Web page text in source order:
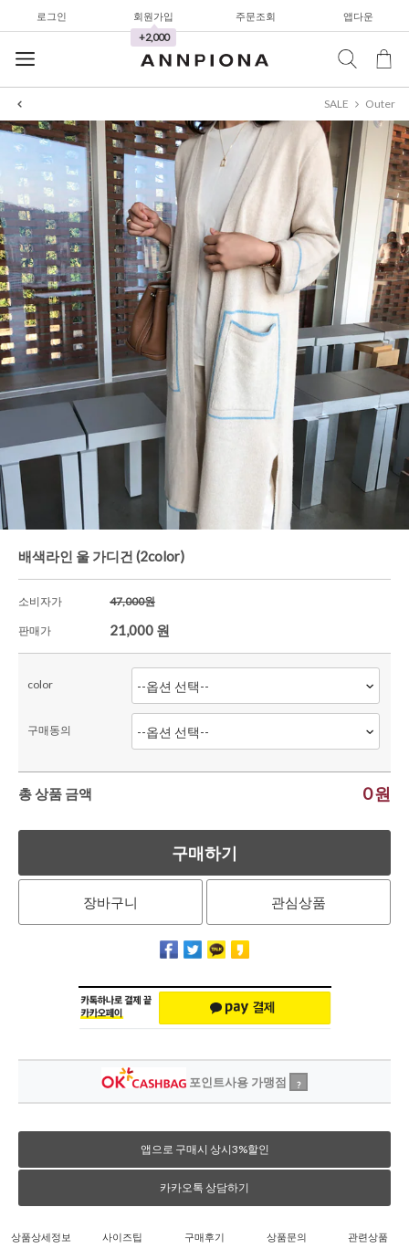
로그인
회원가입
+2,000
주문조회 앱다운
한정세일
셔츠&블라우스
가디건/니트
와이드팬츠
한정세일
셔츠&블라우스
가디건/니트
와이드팬츠
한정세일
SALE Outer
배색라인 울 가디건 (2color)
소비자가 47,000원
판매가 21,000 원
color
구매동의
총 상품 금액 0원
구매하기
장바구니 관심상품
포인트사용 가맹점 ?
앱으로 구매시 상시3%할인
카카오톡 상담하기
상품상세정보 사이즈팁 구매후기 상품문의 관련상품